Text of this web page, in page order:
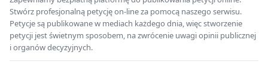
Stwórz profesjonalną petycję on-line za pomocą naszego serwisu.
Petycje są publikowane w mediach każdego dnia, więc stworzenie
petycji jest świetnym sposobem, na zwrócenie uwagi opinii publicznej
i organów decyzyjnych.